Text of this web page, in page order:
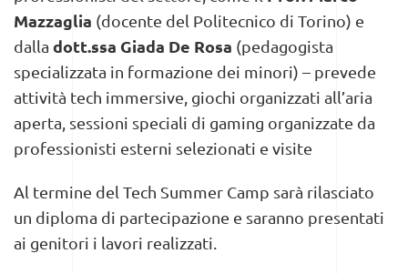
Mazzaglia (docente del Politecnico di Torino) e
dalla dott.ssa Giada De Rosa (pedagogista
specializzata in formazione dei minori) – prevede
attività tech immersive, giochi organizzati all’aria
aperta, sessioni speciali di gaming organizzate da
professionisti esterni selezionati e visite
Al termine del Tech Summer Camp sarà rilasciato
un diploma di partecipazione e saranno presentati
ai genitori i lavori realizzati.